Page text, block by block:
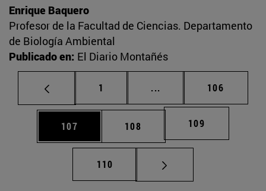
Enrique Baquero
Profesor de la Facultad de Ciencias. Departamento
de Biología Ambiental
Publicado en: El Diario Montañés
Página
1 ... Páginas intermedias
Página
106
Página
107 Página
108 Página
109
Página
110